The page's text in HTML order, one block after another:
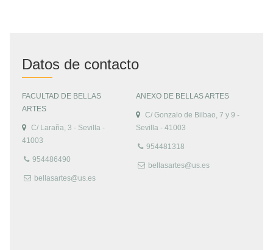
Datos de contacto
FACULTAD DE BELLAS
ARTES
C/ Laraña, 3 - Sevilla -
41003
954486490
bellasartes@us.es
ANEXO DE BELLAS ARTES
C/ Gonzalo de Bilbao, 7 y 9 -
Sevilla - 41003
954481318
bellasartes@us.es